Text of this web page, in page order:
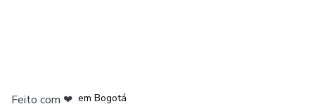
Feito com ❤ em Bogotá